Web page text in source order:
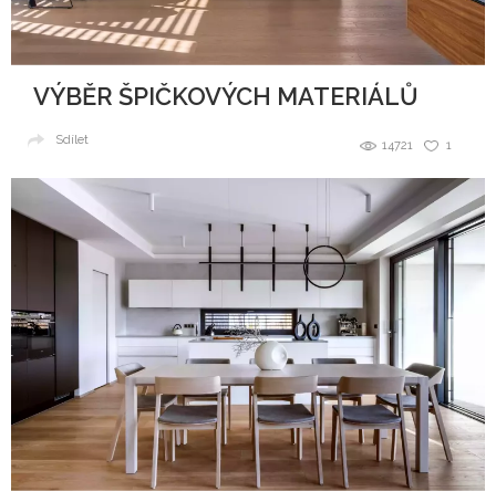
VÝBĚR ŠPIČKOVÝCH MATERIÁLŮ
1
14721
Sdílet